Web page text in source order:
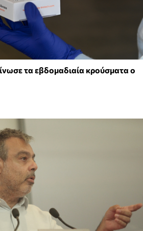
τα εβδομαδιαία κρούσματα ο